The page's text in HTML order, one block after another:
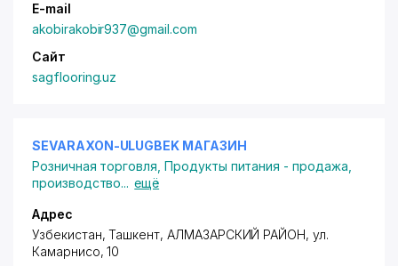
E-mail
akobirakobir937@gmail.com
Сайт
sagflooring.uz
SEVARAXON-ULUGBEK МАГАЗИН
Розничная торговля ,Продукты питания - продажа,
производство... ещё
Адрес
Узбекистан, Ташкент, АЛМАЗАРСКИЙ РАЙОН,ул.
Камарнисо, 10